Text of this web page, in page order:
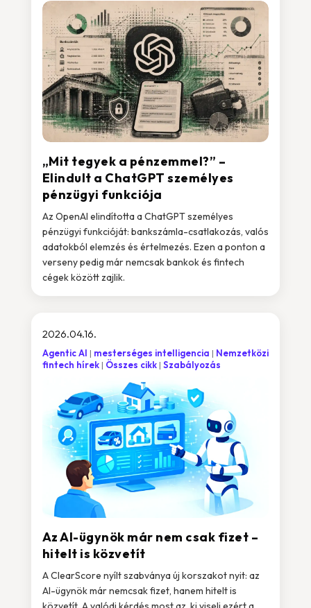
„Mit tegyek a pénzemmel?” –
Elindult a ChatGPT személyes
pénzügyi funkciója
Az OpenAI elindította a ChatGPT személyes
pénzügyi funkcióját: bankszámla-csatlakozás, valós
adatokból elemzés és értelmezés. Ezen a ponton a
verseny pedig már nemcsak bankok és fintech
cégek között zajlik.
Az AI-ügynök már nem csak fizet –
hitelt is közvetít
2026.04.16.
Agentic AI mesterséges intelligencia
Nemzetközi
fintech hírek
Összes cikk Szabályozás
A ClearScore nyílt szabványa új korszakot nyit: az
AI-ügynök már nemcsak fizet, hanem hitelt is